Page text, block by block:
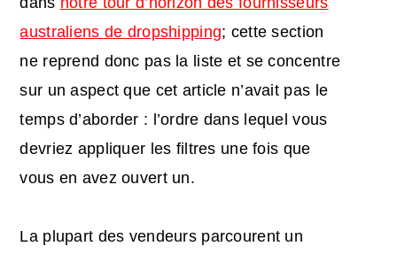
australiens de dropshipping; cette section
ne reprend donc pas la liste et se concentre
sur un aspect que cet article n’avait pas le
temps d’aborder : l’ordre dans lequel vous
devriez appliquer les filtres une fois que
vous en avez ouvert un.
La plupart des vendeurs parcourent un